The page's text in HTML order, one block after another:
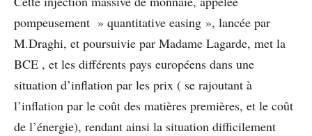
pompeusement » quantitative easing », lancée par
M.Draghi, et poursuivie par Madame Lagarde, met la
BCE , et les différents pays européens dans une
situation d’inflation par les prix ( se rajoutant à
l’inflation par le coût des matières premières, et le coût
de l’énergie), rendant ainsi la situation difficilement